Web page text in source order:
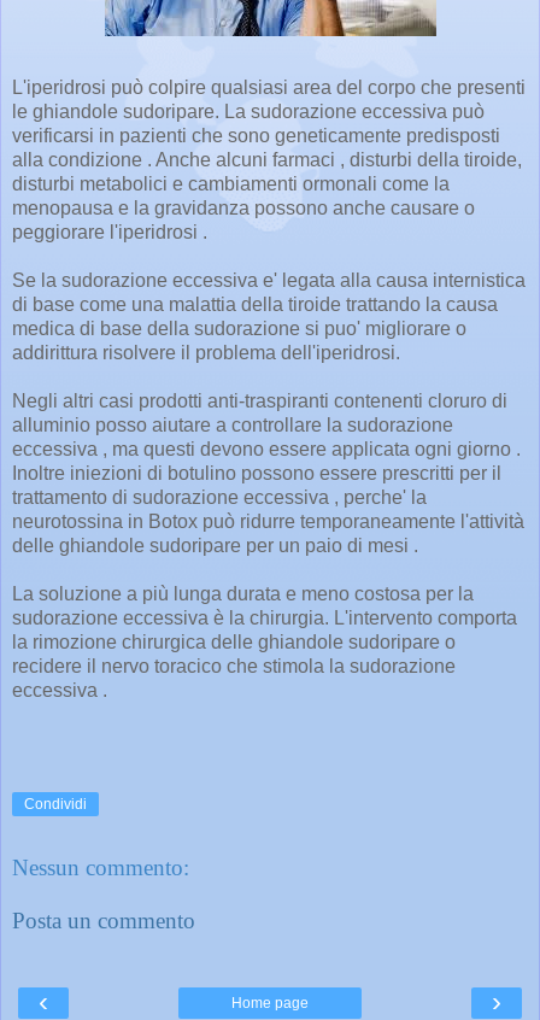
L'iperidrosi può colpire qualsiasi area del corpo che presenti
le ghiandole sudoripare. La sudorazione eccessiva può
verificarsi in pazienti che sono geneticamente predisposti
alla condizione . Anche alcuni farmaci , disturbi della tiroide,
disturbi metabolici e cambiamenti ormonali come la
menopausa e la gravidanza possono anche causare o
peggiorare l'iperidrosi .
Se la sudorazione eccessiva e' legata alla causa internistica
di base come una malattia della tiroide trattando la causa
medica di base della sudorazione si puo' migliorare o
addirittura risolvere il problema dell'iperidrosi.
Negli altri casi prodotti anti-traspiranti contenenti cloruro di
alluminio posso aiutare a controllare la sudorazione
eccessiva , ma questi devono essere applicata ogni giorno .
Inoltre iniezioni di botulino possono essere prescritti per il
trattamento di sudorazione eccessiva , perche' la
neurotossina in Botox può ridurre temporaneamente l'attività
delle ghiandole sudoripare per un paio di mesi .
La soluzione a più lunga durata e meno costosa per la
sudorazione eccessiva è la chirurgia. L'intervento comporta
la rimozione chirurgica delle ghiandole sudoripare o
recidere il nervo toracico che stimola la sudorazione
eccessiva .
Condividi
Nessun commento:
Posta un commento
‹ ›
Home page